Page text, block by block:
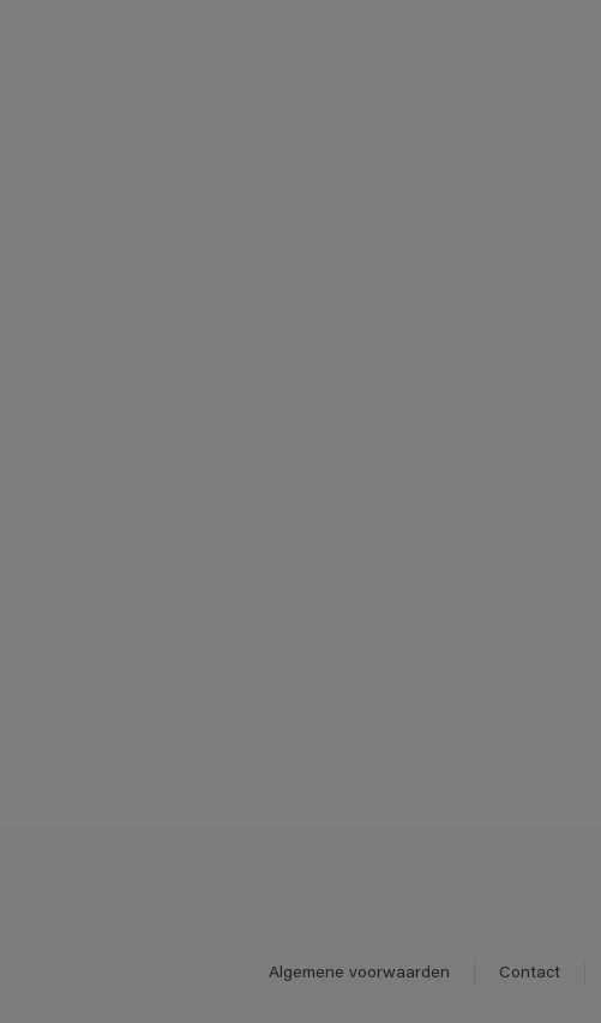
Algemene voorwaarden Contact